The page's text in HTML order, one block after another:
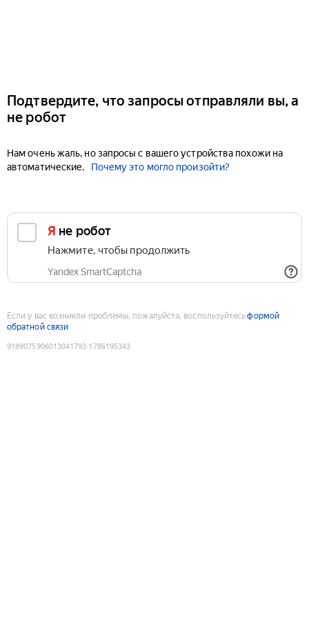
Подтвердите, что запросы отправляли вы, а
не робот
Нам очень жаль, но запросы с вашего устройства похожи на
автоматические.
Почему это могло произойти?
Я не робот
Нажмите, чтобы продолжить
Yandex SmartCaptcha
Если у вас возникли проблемы, пожалуйста, воспользуйтесьформой
обратной связи
9189075906013041793:1786195343